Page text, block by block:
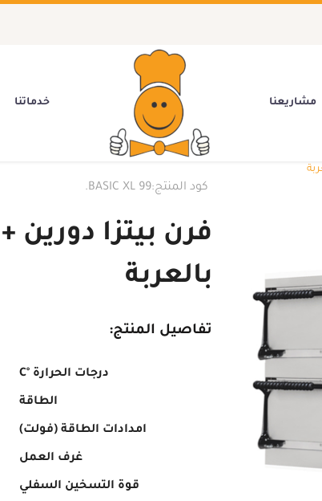
مشاريعنا خدماتنا
كود المنتج:BASIC XL 99.
بالعربة
تفاصيل المنتج:
درجات الحرارة °C
الطاقة
امدادات الطاقة (فولت)
غرف العمل
قوة التسخين السفلي